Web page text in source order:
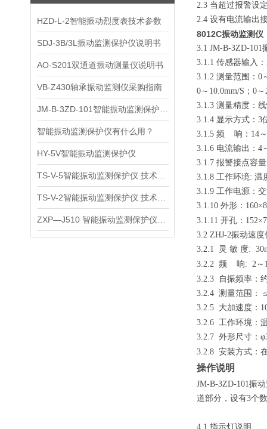
HZD-L-2智能振动烈度表技术参数
SDJ-3B/3L振动监测保护仪说明书
AO-S201双通道振动测量仪说明书
VB-Z430轴承振动监测仪采购指南
智能振动监测保护仪有什么用？
HY-5V智能振动监测保护仪
2.3 当超过报警设
2.4 设有电流输出
8012C振动监测仪
3.1 JM-B-3ZD-101
3.1.1 传感器输入
3.1.2 测量范围：0
0 ～10.0mm/S；0
3.1.3 测量精度：
3.1.4 显示方式：3
3.1.5 频 响：14～
3.1.6 电流输出：4
3.1.7 报警接点容
3.1.8 工作环境: 温
3.1.9 工作电源：
3.1.10 外形：
3.1.11 开孔：
3.2 ZHJ-2振动速度
3.2.1
灵 敏 度:
3.2.2 频 响: 2～
3.2.3
自振频率：
3.2.4 测量范围：
3.2.5 大加速度：
3.2.6 工作环境：
3.2.7 外形尺寸：
3.2.8 安装方式：
操作说明
JM-B-3ZD-101振
道部分，设有3个
4.1 指示灯说明